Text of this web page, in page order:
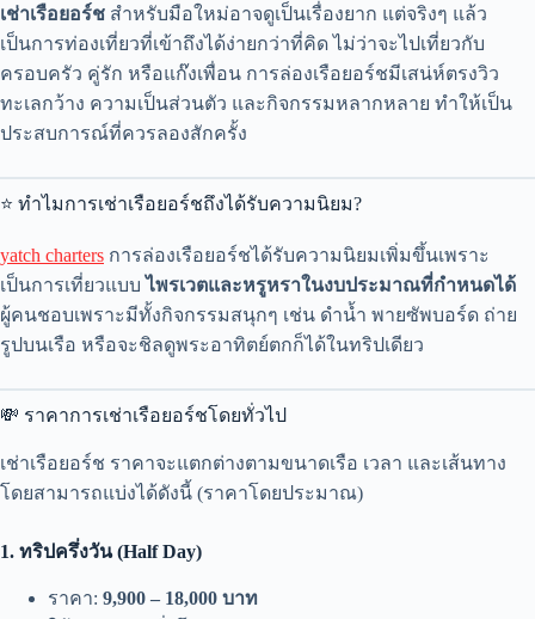
เช่าเรือยอร์ช สำหรับมือใหม่อาจดูเป็นเรื่องยาก แต่จริงๆ แล้ว
เป็นการท่องเที่ยวที่เข้าถึงได้ง่ายกว่าที่คิด ไม่ว่าจะไปเที่ยวกับ
ครอบครัว คู่รัก หรือแก๊งเพื่อน การล่องเรือยอร์ชมีเสน่ห์ตรงวิว
ทะเลกว้าง ความเป็นส่วนตัว และกิจกรรมหลากหลาย ทำให้เป็น
ประสบการณ์ที่ควรลองสักครั้ง
⭐ ทำไมการเช่าเรือยอร์ชถึงได้รับความนิยม?
yatch charters การล่องเรือยอร์ชได้รับความนิยมเพิ่มขึ้นเพราะ
เป็นการเที่ยวแบบไพรเวตและหรูหราในงบประมาณที่กำหนดได้
ผู้คนชอบเพราะมีทั้งกิจกรรมสนุกๆ เช่น ดำน้ำ พายซัพบอร์ด ถ่าย
รูปบนเรือ หรือจะชิลดูพระอาทิตย์ตกก็ได้ในทริปเดียว
💸 ราคาการเช่าเรือยอร์ชโดยทั่วไป
เช่าเรือยอร์ช ราคาจะแตกต่างตามขนาดเรือ เวลา และเส้นทาง
โดยสามารถแบ่งได้ดังนี้ (ราคาโดยประมาณ)
1. ทริปครึ่งวัน (Half Day)
ราคา: 9,900 – 18,000 บาท